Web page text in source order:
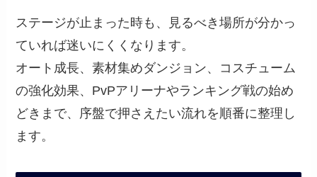
ステージが止まった時も、見るべき場所が分かっ
ていれば迷いにくくなります。
オート成長、素材集めダンジョン、コスチューム
の強化効果、PvPアリーナやランキング戦の始め
どきまで、序盤で押さえたい流れを順番に整理し
ます。